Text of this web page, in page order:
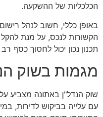
הכלכליות של ההשקעה.
באופן כללי, חשוב לנהל
הקשורות לנכס, על מנת
תכנון נכון יכול לחסוך כסף
מגמות בשוק
שוק הנדל"ן באתונה מצביע
עם עלייה בביקוש לדירות,